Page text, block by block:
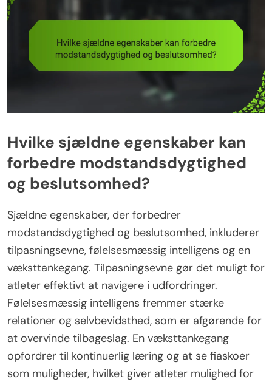
Hvilke sjældne egenskaber kan
forbedre modstandsdygtighed
og beslutsomhed?
Sjældne egenskaber, der forbedrer
modstandsdygtighed og beslutsomhed, inkluderer
tilpasningsevne, følelsesmæssig intelligens og en
væksttankegang. Tilpasningsevne gør det muligt for
atleter effektivt at navigere i udfordringer.
Følelsesmæssig intelligens fremmer stærke
relationer og selvbevidsthed, som er afgørende for
at overvinde tilbageslag. En væksttankegang
opfordrer til kontinuerlig læring og at se fiaskoer
som muligheder, hvilket giver atleter mulighed for